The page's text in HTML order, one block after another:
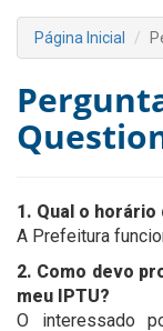
Página Inicial
1. Qual o
A Prefeitura
2. Como devo
meu IPTU?
O interessado